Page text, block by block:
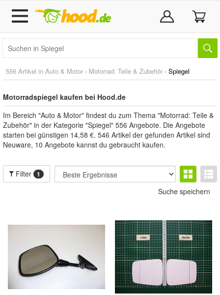
556 Artikel in Auto & Motor › Motorrad: Teile & Zubehör › Spiegel
Motorradspiegel kaufen bei Hood.de
Im Bereich "Auto & Motor" findest du zum Thema "Motorrad: Teile &
Zubehör" in der Kategorie "Spiegel" 556 Angebote. Die Angebote
starten bei günstigen 14,58 €. 546 Artikel der gefunden Artikel sind
Neuware, 10 Angebote kannst du gebraucht kaufen.
Filter 1
Suche speichern